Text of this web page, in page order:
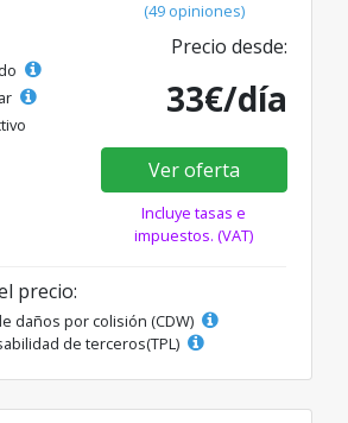
(49 opiniones)
Precio desde:
33€/día
Ver oferta
Incluye tasas e
impuestos. (VAT)
precio:
daños por colisión (CDW)
de terceros(TPL)